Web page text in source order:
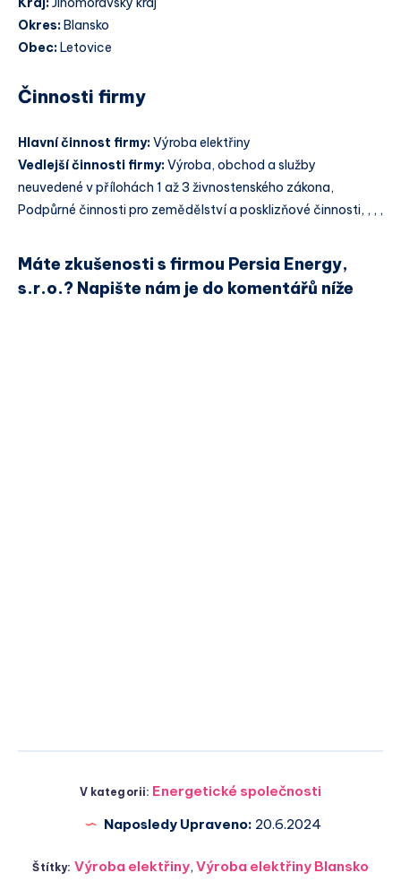
Okres: Blansko
Obec: Letovice
Činnosti firmy
Hlavní činnost firmy:Výroba elektřiny
Vedlejší činnosti firmy:Výroba, obchod a služby
neuvedené v přílohách 1 až 3 živnostenského zákona,
Podpůrné činnosti pro zemědělství a posklizňové činnosti, , , ,
Máte zkušenosti s firmou Persia Energy,
s.r.o.? Napište nám je do komentářů níže
V kategorii: Energetické společnosti
Naposledy Upraveno: 20.6.2024
Štítky: Výroba elektřiny, Výroba elektřiny Blansko